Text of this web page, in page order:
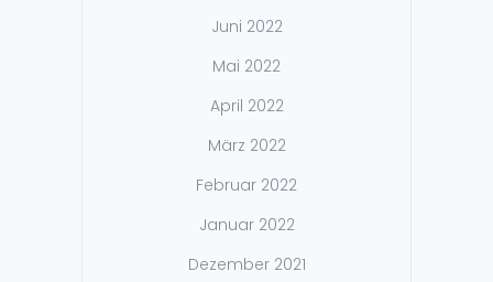
Juni 2022
Mai 2022
April 2022
März 2022
Februar 2022
Januar 2022
Dezember 2021